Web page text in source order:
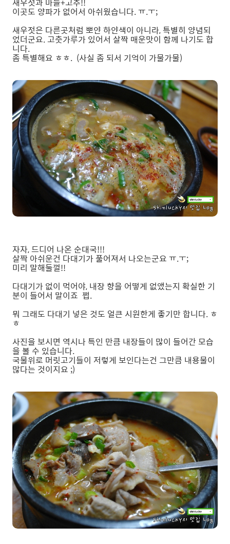
이곳도 양파가 없어서 아쉬웠습니다. ㅠ.ㅜ;
새우젓은 다른곳처럼 뽀얀 하얀색이 아니라, 특별히 양념되
었더군요. 고춧가루가 있어서 살짝 매운맛이 함께 나기도 합
니다.
좀 특별해요 ㅎㅎ. (사실 좀 되서 기억이 가물가물)
자자, 드디어 나온 순대국!!!
살짝 아쉬운건 다대기가 풀어져서 나오는군요 ㅠ.ㅜ;
미리 말해둘껄!!
다대기가 없이 먹어야, 내장 향을 어떻게 없앴는지 확실한 기
분이 들어서 말이죠 쩝.
뭐 그래도 다대기 넣은 것도 얼큰 시원한게 좋기만 합니다. ㅎ
ㅎ
사진을 보시면 역시나 특인 만큼 내장들이 많이 들어간 모습
을 볼 수 있습니다.
국물위로 머릿고기들이 저렇게 보인다는건 그만큼 내용물이
많다는 것이지요 ;)